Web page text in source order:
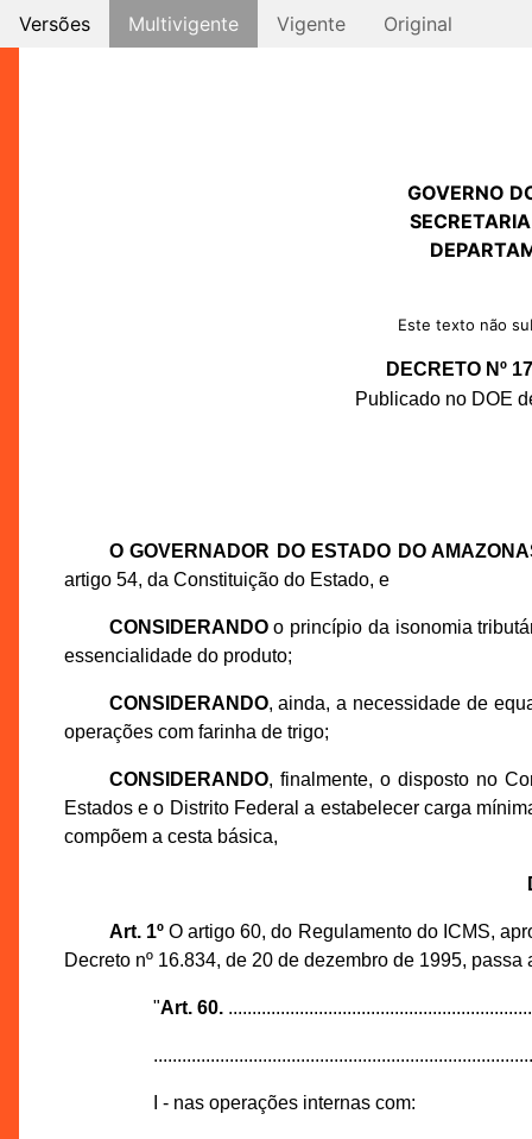
Versões Multivigente Vigente Original
GOVERNO
Este texto não
DECRETO Nº
Publicado no DOE
O GOVERNADOR DO ESTADO DO
artigo 54, da Constituição do Estado, e
CONSIDERANDOo princípio da isonomia
essencialidade do produto;
CONSIDERANDO, ainda, a necessidade de
operações com farinha de trigo;
CONSIDERANDO, finalmente, o disposto no
Estados e o Distrito Federal a estabelecer carga
compõem a cesta básica,
Art. 1ºO artigo 60, do Regulamento do ICMS,
Decreto nº 16.834, de 20 de dezembro de 1995,
"Art. 60.
I - nas operações internas com: